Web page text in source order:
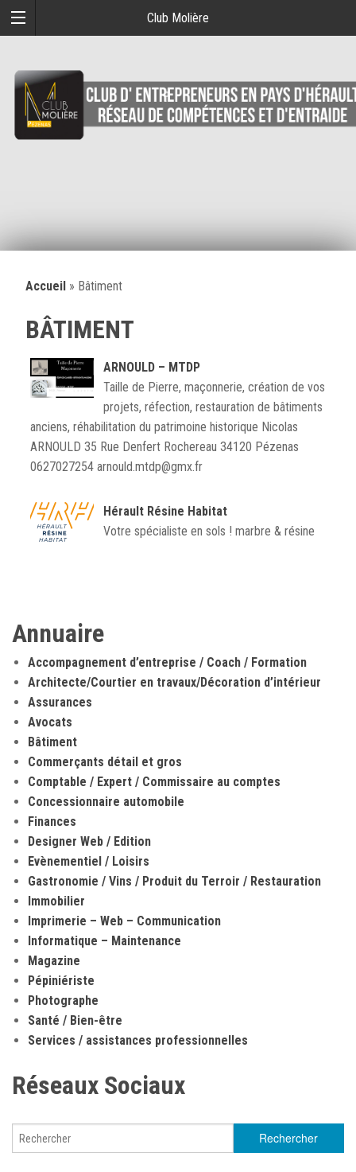
Club Molière
Accueil » Bâtiment
BÂTIMENT
ARNOULD – MTDP
Taille de Pierre, maçonnerie, création de vos
projets, réfection, restauration de bâtiments
anciens, réhabilitation du patrimoine historique Nicolas
ARNOULD 35 Rue Denfert Rochereau 34120 Pézenas
0627027254 arnould.mtdp@gmx.fr
Hérault Résine Habitat
Votre spécialiste en sols ! marbre & résine
Annuaire
Accompagnement d’entreprise / Coach / Formation
Architecte/Courtier en travaux/Décoration d’intérieur
Assurances
Avocats
Bâtiment
Commerçants détail et gros
Comptable / Expert / Commissaire au comptes
Concessionnaire automobile
Finances
Designer Web / Edition
Evènementiel / Loisirs
Gastronomie / Vins / Produit du Terroir / Restauration
Immobilier
Imprimerie – Web – Communication
Informatique – Maintenance
Magazine
Pépiniériste
Photographe
Santé / Bien-être
Services / assistances professionnelles
Réseaux Sociaux